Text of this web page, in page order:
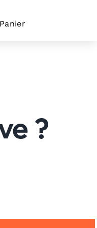
Panier
?